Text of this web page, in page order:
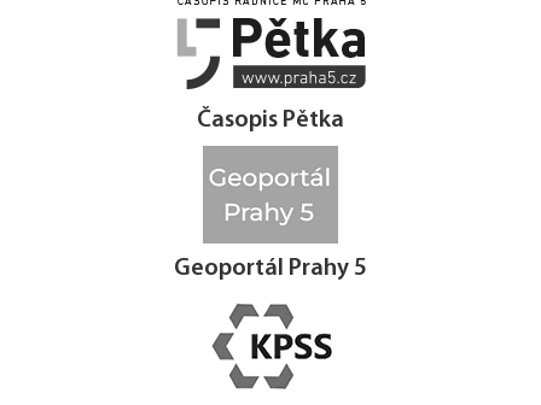
 
Časopis Pětka
Geoportál Prahy 5